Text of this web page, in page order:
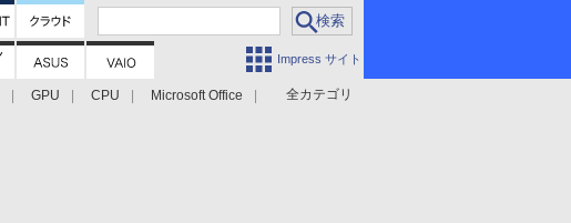
Impress サイト
全カテゴリ
GPU CPU
Microsoft Office